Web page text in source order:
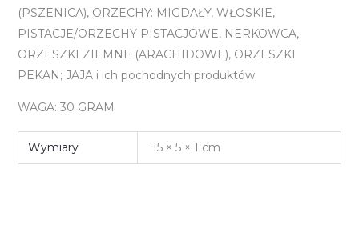
(PSZENICA), ORZECHY: MIGDAŁY, WŁOSKIE,
PISTACJE/ORZECHY PISTACJOWE, NERKOWCA,
ORZESZKI ZIEMNE (ARACHIDOWE), ORZESZKI
PEKAN; JAJA i ich pochodnych produktów.
WAGA: 30 GRAM
Wymiary 15 × 5 × 1 cm